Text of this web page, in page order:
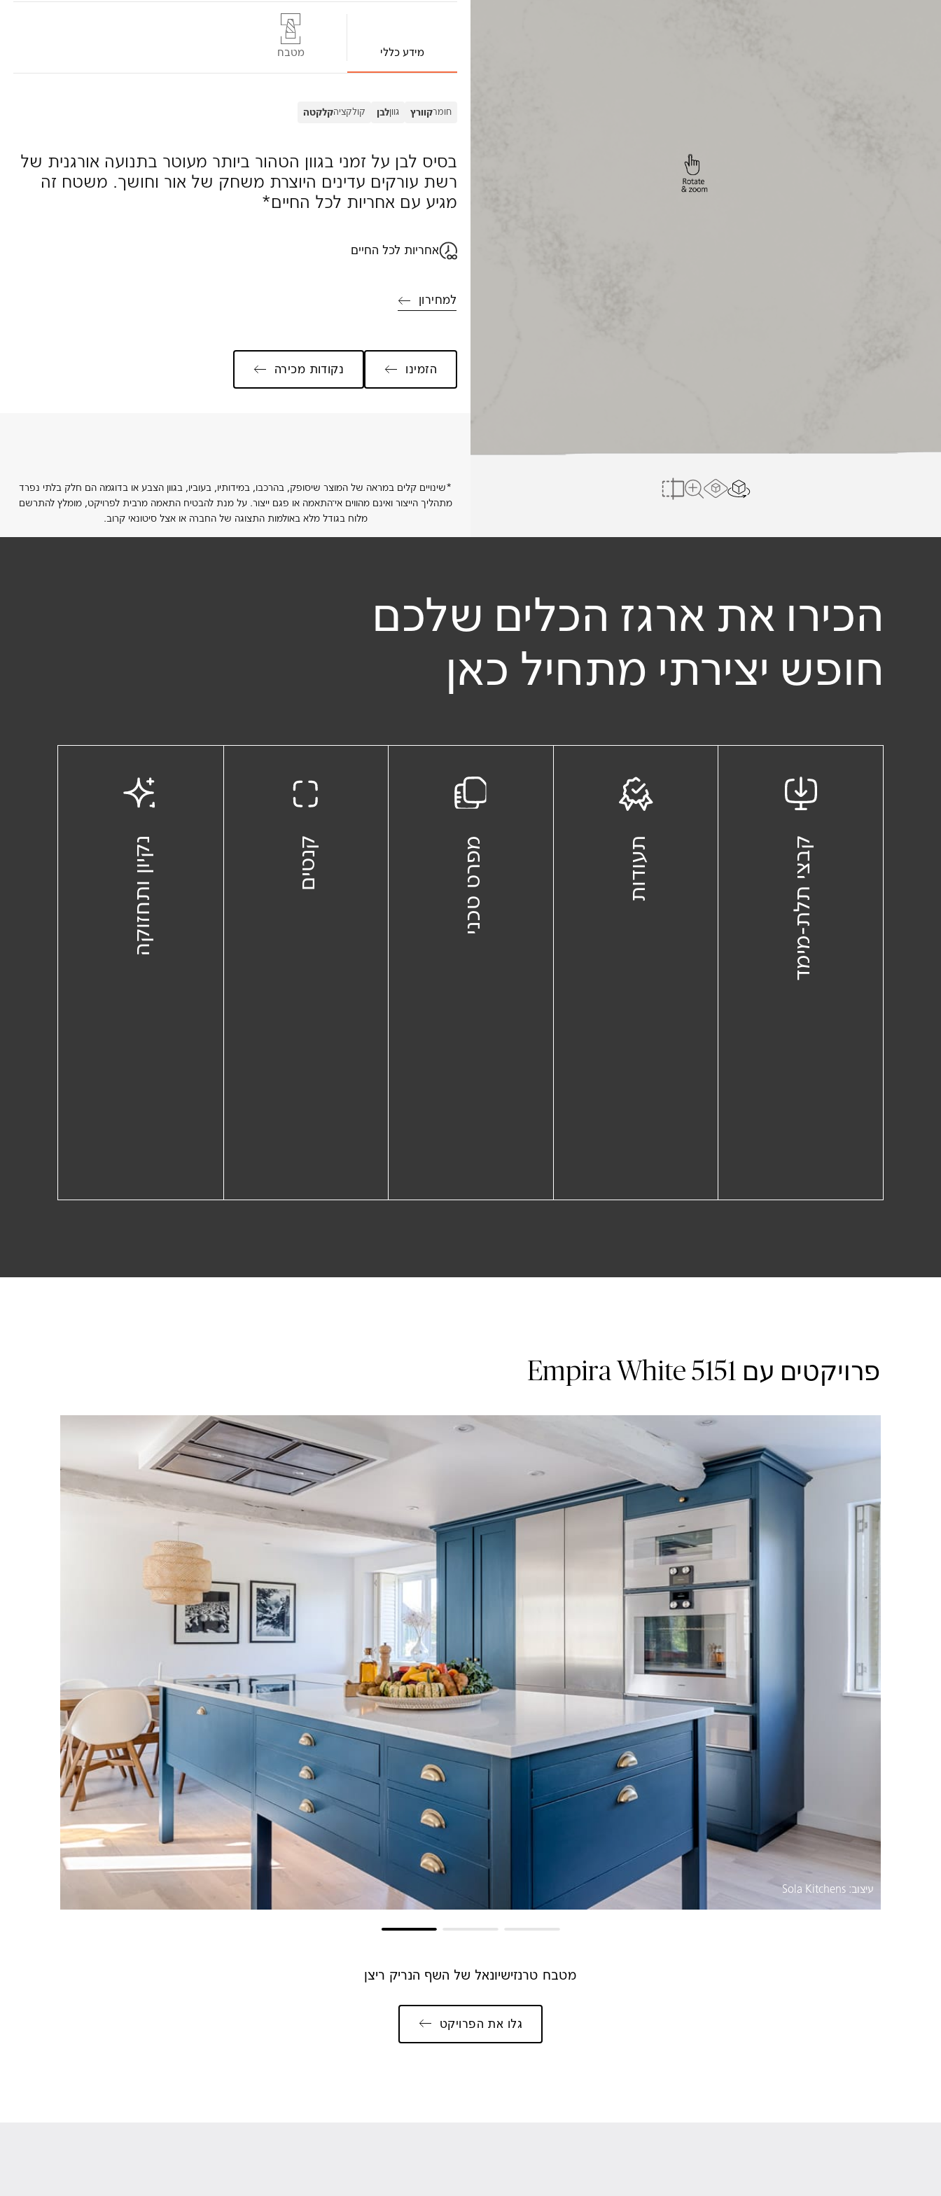
הצג בחלל הבית שלי
מידע כללי מטבח
חומרקוורץ גווןלבן קולקציהקלקטה
בסיס לבן על זמני בגוון הטהור ביותר מעוטר בתנועה אורגנית של
רשת עורקים עדינים היוצרת משחק של אור וחושך. משטח זה
מגיע עם אחריות לכל החיים*
אחריות לכל החיים
למחירון
הזמינו נקודות מכירה
*שינויים קלים במראה של המוצר שיסופק, בהרכבו, במידותיו, בעוביו, בגוון הצבע או בדוגמה הם חלק בלתי נפרד
מתהליך הייצור ואינם מהווים אי־התאמה או פגם ייצור. על מנת להבטיח התאמה מרבית לפרויקט, מומלץ להתרשם
מלוח בגודל מלא באולמות התצוגה של החברה או אצל סיטונאי קרוב.
הכירו את ארגז הכלים שלכם
חופש יצירתי מתחיל כאן
קבצי תלת-מימד תעודות מפרט טכני קנטים נקיון ותחזוקה
פרויקטים עם 5151 Empira White
עיצוב: Sola Kitchens
מטבח טרנזישיונאל של השף הנריק ריצן
גלו את הפרויקט